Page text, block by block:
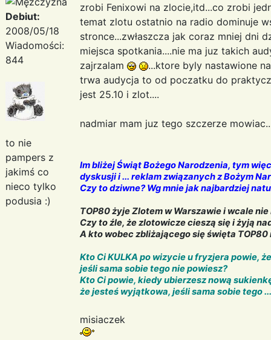
Debiut:
2008/05/18
Wiadomości:
844
to nie
pampers z
jakimś co
nieco tylko
podusia :)
zrobi Fenixowi na zlocie,itd...co zrobi
temat zlotu ostatnio na radio dominuje
stronce...zwłaszcza jak coraz mniej dni
miejsca spotkania....nie ma juz takich
zajrzalam
...ktore byly nastawione
trwa audycja to od poczatku do
jest 25.10 i zlot....
nadmiar mam juz tego szczerze
Im bliżej Świąt Bożego Narodzenia, tym
dyskusji i ... reklam związanych z Bożym
Czy to dziwne? Wg mnie jak najbardziej
TOP80 żyje Zlotem w Warszawie i wcale
Czy to źle, że zlotowicze cieszą się i żyją
A kto wobec zbliżającego się święta TOP80
Kto Ci KULKA po wizycie u fryzjera powie,
jeśli sama sobie tego nie powiesz?
Kto Ci powie, kiedy ubierzesz nową
że jesteś wyjątkowa, jeśli sama sobie tego
misiaczek